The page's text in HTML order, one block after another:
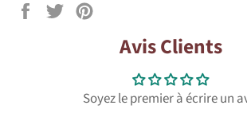
PartagerTweeter
Pinterest
Avis Clients
Soyez le premier à écrire un